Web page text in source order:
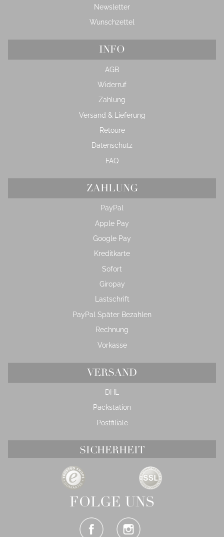
Newsletter
Wunschzettel
INFO
AGB
Widerruf
Zahlung
Versand & Lieferung
Retoure
Datenschutz
FAQ
ZAHLUNG
PayPal
Apple Pay
Google Pay
Kreditkarte
Sofort
Giropay
Lastschrift
PayPal Später Bezahlen
Rechnung
Vorkasse
VERSAND
DHL
Packstation
Postfiliale
SICHERHEIT
FOLGE UNS